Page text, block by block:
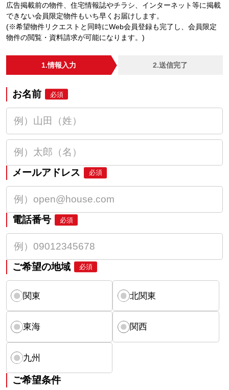
広告掲載前の物件、住宅情報誌やチラシ、インターネット等に掲載
できない会員限定物件もいち早くお届けします。
(※希望物件リクエストと同時にWeb会員登録も完了し、会員限定
物件の閲覧・資料請求が可能になります。)
1.情報入力 2.送信完了
お名前 必須
メールアドレス 必須
電話番号 必須
ご希望の地域 必須
関東 北関東
東海 関西
九州
ご希望条件